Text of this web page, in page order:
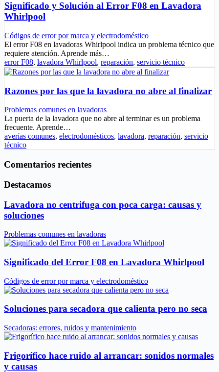
Significado y Solución al Error F08 en Lavadora
Whirlpool
Códigos de error por marca y electrodoméstico
El error F08 en lavadoras Whirlpool indica un problema técnico que
requiere atención. Aprende más…
error F08, lavadora Whirlpool, reparación, servicio técnico
Razones por las que la lavadora no abre al finalizar
Problemas comunes en lavadoras
La puerta de la lavadora que no abre al terminar es un problema
frecuente. Aprende…
averías comunes, electrodomésticos, lavadora, reparación, servicio
técnico
Comentarios recientes
Destacamos
Lavadora no centrifuga con poca carga: causas y
soluciones
Problemas comunes en lavadoras
Significado del Error F08 en Lavadora Whirlpool
Códigos de error por marca y electrodoméstico
Soluciones para secadora que calienta pero no seca
Secadoras: errores, ruidos y mantenimiento
Frigorífico hace ruido al arrancar: sonidos normales
y causas